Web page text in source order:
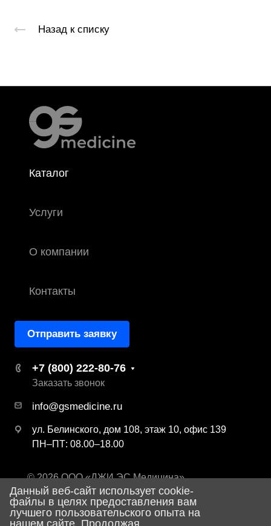
Назад к списку
Каталог
Услуги
О компании
Контакты
Отправить заявку
+7 (800) 222-80-76
Заказать звонок
info@gsmedicine.ru
ул. Белинского, дом 108, этаж 10, офис 139
ПН–ПТ: 08.00–18.00
© 2026 ООО «ДЖИ ЭС Медицина»
Политика конфиденциальности
Данный веб-сайт использует cookie-
файлы в целях предоставления вам
лучшего пользовательского опыта на
нашем сайте. Продолжая